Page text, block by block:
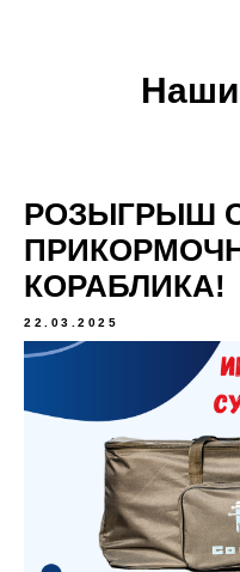
Наши
РОЗЫГРЫШ
КОРАБЛИКА!
22.03.2025